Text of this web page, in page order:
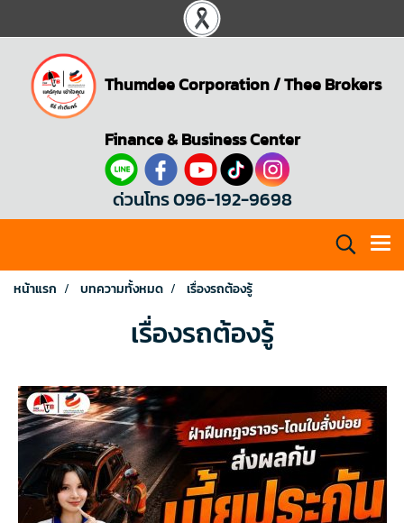
Thumdee Corporation/Thee Brokers
Finance & Business Center
ด่วนโทร 096-192-9698
หน้าแรก บทความทั้งหมด เรื่องรถต้องรู้
เรื่องรถต้องรู้